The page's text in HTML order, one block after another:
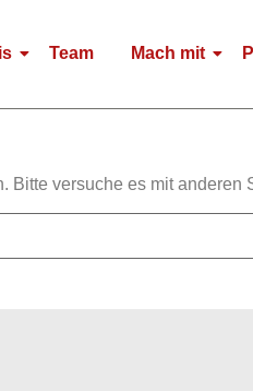
Team Mach mit
Bitte versuche es mit anderen